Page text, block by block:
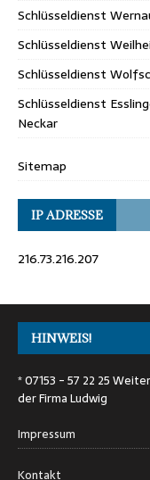
Schlüsseldienst
Schlüsseldienst
Schlüsseldienst
Schlüsseldienst
Neckar
Sitemap
IP ADRESSE
216.73.216.207
HINWEIS!
* 07153 - 57 22 25
der Firma Ludwig
Impressum
Kontakt